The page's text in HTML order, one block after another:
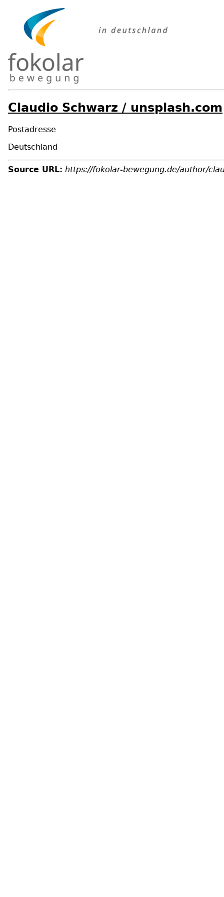
Claudio Schwarz / unsplash.com
Postadresse
Deutschland
Source URL: https://fokolar-bewegung.de/author/